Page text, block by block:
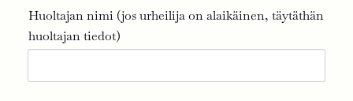
Huoltajan nimi (jos urheilija on alaikäinen, täytäthän
huoltajan tiedot)